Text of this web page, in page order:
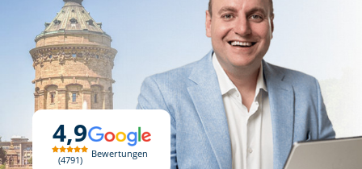
4,9
4791
Bewertungen